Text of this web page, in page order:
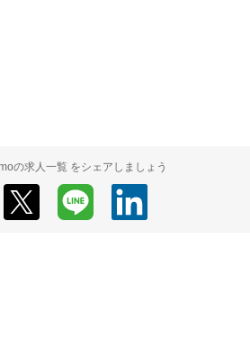
の求人一覧 をシェアしましょう